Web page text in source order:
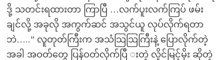
ဒို့ သတင်းရထားတာ ကြာပြီ …လက်ပူးလက်ကြပ် ဖမ်း
ချင်လို့ အခုလို အကွက်ဆင် အသွင်ယူ လုပ်လိုက်ရတာ
ဘဲ…..” လူတုတ်ကြီးက အသံသြသြကြီးနဲ့ ပြောလိုက်တဲ့
အခါ အဝတ်တွေ ပြန်ဝတ်လိုက်ပြီ းတဲ့ လှိုင်မြင့်မိုး ဆိုတဲ့